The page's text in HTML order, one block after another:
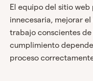
El equipo del sitio
innecesaria, mejorar
trabajo conscientes
cumplimiento
proceso